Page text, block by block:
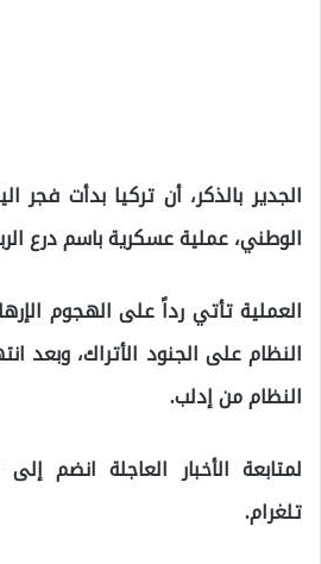
الجدير بالذكر، أن تركيا بدأت فجر
الوطني، عملية عسكرية باسم درع
العملية تأتي رداً على الهجوم
النظام على الجنود الأتراك، وبعد
النظام من إدلب.
لمتابعة الأخبار العاجلة انضم
تلغرام.